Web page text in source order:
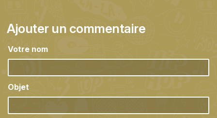
Ajouter un commentaire
Votre nom
Objet